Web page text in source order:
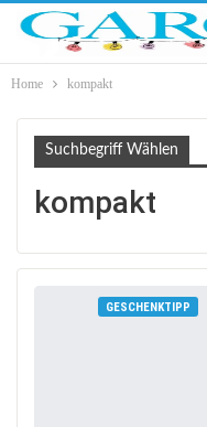
Home kompakt
Suchbegriff Wählen
kompakt
GESCHENKTIPP